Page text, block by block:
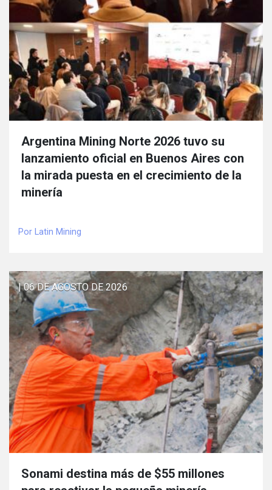
Argentina Mining Norte 2026 tuvo su
lanzamiento oficial en Buenos Aires con
la mirada puesta en el crecimiento de la
minería
Por Latin Mining
| 06 DE AGOSTO DE 2026
Sonami destina más de $55 millones